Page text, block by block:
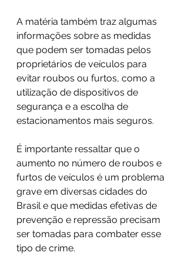
A matéria também traz algumas
informações sobre as medidas
que podem ser tomadas pelos
proprietários de veículos para
evitar roubos ou furtos, como a
utilização de dispositivos de
segurança e a escolha de
estacionamentos mais seguros.
É importante ressaltar que o
aumento no número de roubos e
furtos de veículos é um problema
grave em diversas cidades do
Brasil e que medidas efetivas de
prevenção e repressão precisam
ser tomadas para combater esse
tipo de crime.